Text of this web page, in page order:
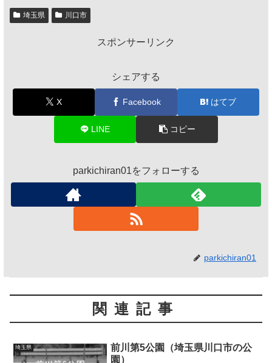
埼玉県 川口市
スポンサーリンク
シェアする
X Facebook はてブ
LINE コピー
parkichiran01をフォローする
parkichiran01
関連記事
埼玉県
前川第5公園（埼玉県川口市の公
園）